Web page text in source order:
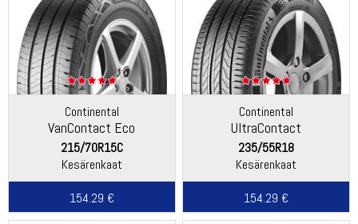
Continental
VanContact Eco
215/70R15C
Kesärenkaat
154.29 €
Continental
UltraContact
235/55R18
Kesärenkaat
154.29 €